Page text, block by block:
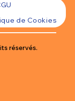
réservés.
de Cookies